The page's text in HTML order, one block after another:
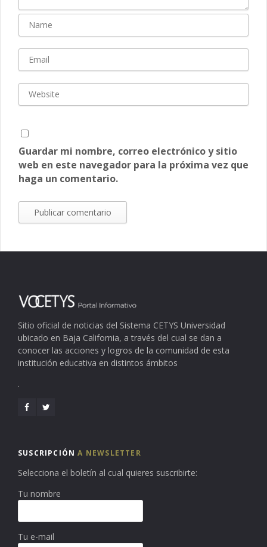
Guardar mi nombre, correo electrónico y sitio
web en este navegador para la próxima vez que
haga un comentario.
Sitio oficial de noticias del Sistema CETYS Universidad
ubicado en Baja California, a través del cual se dan a
conocer las acciones y logros de la comunidad de esta
institución educativa en distintos ámbitos
.
SUSCRIPCIÓNA NEWSLETTER
Selecciona el boletín al cual quieres suscribirte:
Tu nombre
Tu e-mail